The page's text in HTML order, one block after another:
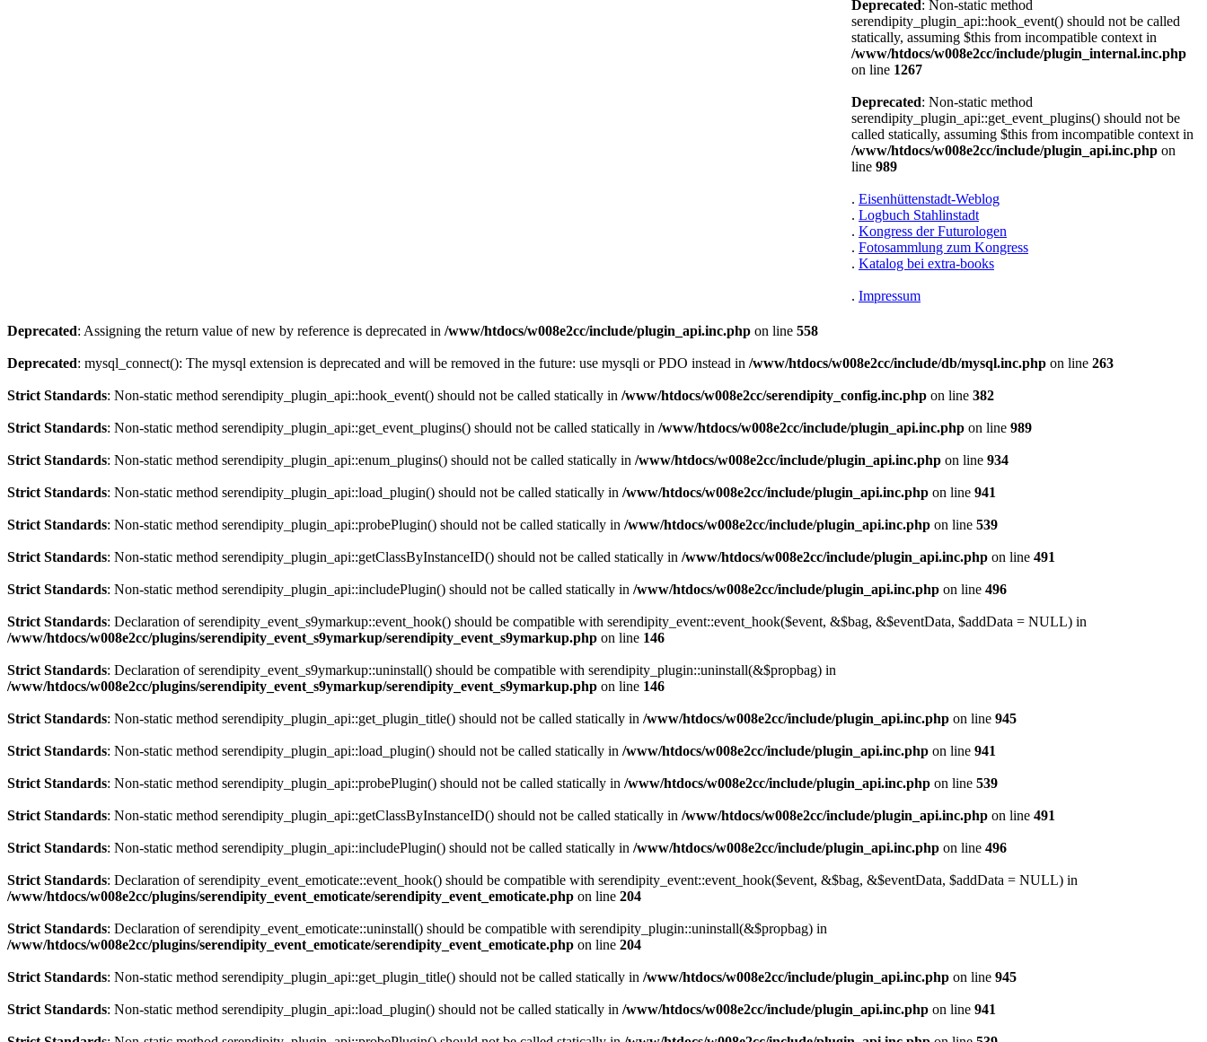
Deprecated: Non-static method
serendipity_plugin_api::hook_event() should not be called
statically, assuming $this from incompatible context in
/www/htdocs/w008e2cc/include/plugin_internal.inc.php
on line 1267
Deprecated: Non-static method
serendipity_plugin_api::get_event_plugins() should not be
called statically, assuming $this from incompatible context in
/www/htdocs/w008e2cc/include/plugin_api.inc.php on
line 989
. Eisenhüttenstadt-Weblog
. Logbuch Stahlinstadt
. Kongress der Futurologen
. Fotosammlung zum Kongress
. Katalog bei extra-books
. Impressum
Deprecated: Assigning the return value of new by reference is deprecated in /www/htdocs/w008e2cc/include/plugin_api.inc.php on line 558
Deprecated: mysql_connect(): The mysql extension is deprecated and will be removed in the future: use mysqli or PDO instead in /www/htdocs/w008e2cc/include/db/mysql.inc.php on line 263
Strict Standards: Non-static method serendipity_plugin_api::hook_event() should not be called statically in /www/htdocs/w008e2cc/serendipity_config.inc.php on line 382
Strict Standards: Non-static method serendipity_plugin_api::get_event_plugins() should not be called statically in /www/htdocs/w008e2cc/include/plugin_api.inc.php on line 989
Strict Standards: Non-static method serendipity_plugin_api::enum_plugins() should not be called statically in /www/htdocs/w008e2cc/include/plugin_api.inc.php on line 934
Strict Standards: Non-static method serendipity_plugin_api::load_plugin() should not be called statically in /www/htdocs/w008e2cc/include/plugin_api.inc.php on line 941
Strict Standards: Non-static method serendipity_plugin_api::probePlugin() should not be called statically in /www/htdocs/w008e2cc/include/plugin_api.inc.php on line 539
Strict Standards: Non-static method serendipity_plugin_api::getClassByInstanceID() should not be called statically in /www/htdocs/w008e2cc/include/plugin_api.inc.php on line 491
Strict Standards: Non-static method serendipity_plugin_api::includePlugin() should not be called statically in /www/htdocs/w008e2cc/include/plugin_api.inc.php on line 496
Strict Standards: Declaration of serendipity_event_s9ymarkup::event_hook() should be compatible with serendipity_event::event_hook($event, &$bag, &$eventData, $addData = NULL) in
/www/htdocs/w008e2cc/plugins/serendipity_event_s9ymarkup/serendipity_event_s9ymarkup.php on line 146
Strict Standards: Declaration of serendipity_event_s9ymarkup::uninstall() should be compatible with serendipity_plugin::uninstall(&$propbag) in
/www/htdocs/w008e2cc/plugins/serendipity_event_s9ymarkup/serendipity_event_s9ymarkup.php on line 146
Strict Standards: Non-static method serendipity_plugin_api::get_plugin_title() should not be called statically in /www/htdocs/w008e2cc/include/plugin_api.inc.php on line 945
Strict Standards: Non-static method serendipity_plugin_api::load_plugin() should not be called statically in /www/htdocs/w008e2cc/include/plugin_api.inc.php on line 941
Strict Standards: Non-static method serendipity_plugin_api::probePlugin() should not be called statically in /www/htdocs/w008e2cc/include/plugin_api.inc.php on line 539
Strict Standards: Non-static method serendipity_plugin_api::getClassByInstanceID() should not be called statically in /www/htdocs/w008e2cc/include/plugin_api.inc.php on line 491
Strict Standards: Non-static method serendipity_plugin_api::includePlugin() should not be called statically in /www/htdocs/w008e2cc/include/plugin_api.inc.php on line 496
Strict Standards: Declaration of serendipity_event_emoticate::event_hook() should be compatible with serendipity_event::event_hook($event, &$bag, &$eventData, $addData = NULL) in
/www/htdocs/w008e2cc/plugins/serendipity_event_emoticate/serendipity_event_emoticate.php on line 204
Strict Standards: Declaration of serendipity_event_emoticate::uninstall() should be compatible with serendipity_plugin::uninstall(&$propbag) in
/www/htdocs/w008e2cc/plugins/serendipity_event_emoticate/serendipity_event_emoticate.php on line 204
Strict Standards: Non-static method serendipity_plugin_api::get_plugin_title() should not be called statically in /www/htdocs/w008e2cc/include/plugin_api.inc.php on line 945
Strict Standards: Non-static method serendipity_plugin_api::load_plugin() should not be called statically in /www/htdocs/w008e2cc/include/plugin_api.inc.php on line 941